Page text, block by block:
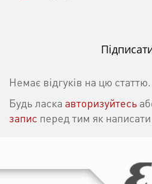
Немає відгуків на цю статтю.
Будь ласка авторизуйтесь
запис перед тим як написати